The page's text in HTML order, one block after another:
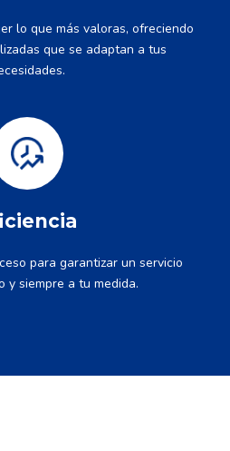
lo que más valoras, ofreciendo
que se adaptan a tus
para garantizar un servicio
y siempre a tu medida.